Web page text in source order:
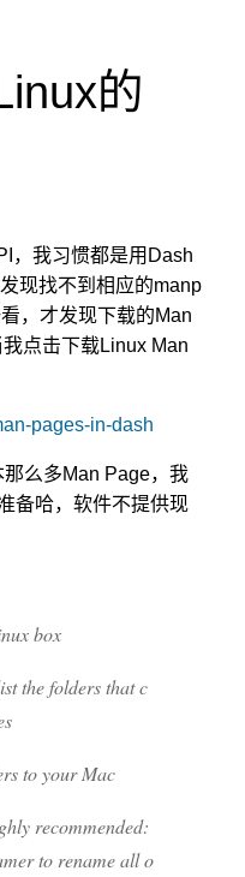
的
，我习惯都是用Dash
现找不到相应的manp
，才发现下载的Man
点击下载Linux Man
pages-in-dash
么多Man Page，我
备哈，软件不提供现
box
the folders that c
to your Mac
recommended:
to rename all o